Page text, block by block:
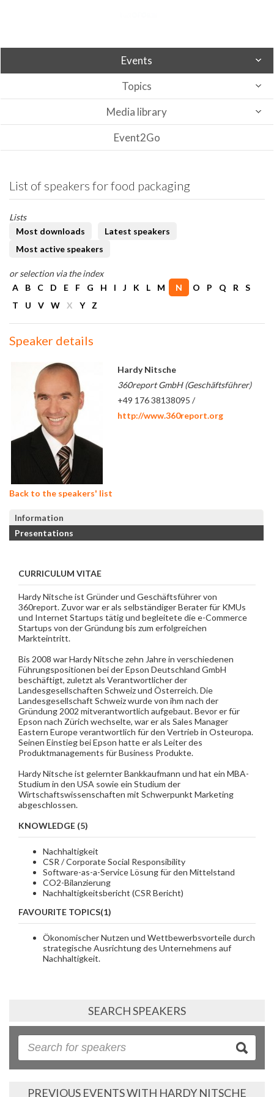
Events
Topics
Media library
Event2Go
List of speakers for food packaging
Lists
Most downloads
Latest speakers
Most active speakers
or selection via the index
A
B C D E F G H I J K L M N O P Q R
S
T
U V W X Y Z
Speaker details
Hardy Nitsche
360report GmbH (Geschäftsführer)
+49 176 38138095 /
http://www.360report.org
Back to the speakers' list
Information
Presentations
CURRICULUM VITAE
Hardy Nitsche ist Gründer und Geschäftsführer von
360report. Zuvor war er als selbständiger Berater für KMUs
und Internet Startups tätig und begleitete die e-Commerce
Startups von der Gründung bis zum erfolgreichen
Markteintritt.
Bis 2008 war Hardy Nitsche zehn Jahre in verschiedenen
Führungspositionen bei der Epson Deutschland GmbH
beschäftigt, zuletzt als Verantwortlicher der
Landesgesellschaften Schweiz und Österreich. Die
Landesgesellschaft Schweiz wurde von ihm nach der
Gründung 2002 mitverantwortlich aufgebaut. Bevor er für
Epson nach Zürich wechselte, war er als Sales Manager
Eastern Europe verantwortlich für den Vertrieb in Osteuropa.
Seinen Einstieg bei Epson hatte er als Leiter des
Produktmanagements für Business Produkte.
Hardy Nitsche ist gelernter Bankkaufmann und hat ein MBA-
Studium in den USA sowie ein Studium der
Wirtschaftswissenschaften mit Schwerpunkt Marketing
abgeschlossen.
KNOWLEDGE (5)
Nachhaltigkeit
CSR / Corporate Social Responsibility
Software-as-a-Service Lösung für den Mittelstand
CO2-Bilanzierung
Nachhaltigkeitsbericht (CSR Bericht)
FAVOURITE TOPICS(1)
Ökonomischer Nutzen und Wettbewerbsvorteile durch
strategische Ausrichtung des Unternehmens auf
Nachhaltigkeit.
SEARCH SPEAKERS
PREVIOUS EVENTS WITH HARDY NITSCHE